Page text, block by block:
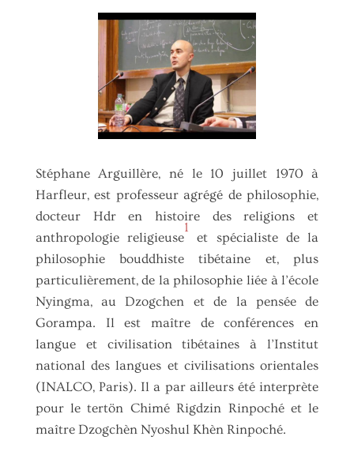
Stéphane Arguillère, né le 10 juillet 1970 à
Harfleur, est professeur agrégé de philosophie,
docteur Hdr en histoire des religions et
anthropologie religieuse
1
et spécialiste de la
philosophie bouddhiste tibétaine et, plus
particulièrement, de la philosophie liée à l’école
Nyingma, au Dzogchen et de la pensée de
Gorampa. Il est maître de conférences en
langue et civilisation tibétaines à l’Institut
national des langues et civilisations orientales
(INALCO, Paris). Il a par ailleurs été interprète
pour le tertön Chimé Rigdzin Rinpoché et le
maître Dzogchèn Nyoshul Khèn Rinpoché.